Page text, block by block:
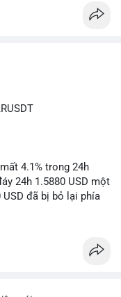
4.1% trong 24h
24h 1.5880 USD một
đã bị bỏ lại phía
10.29 triệu NEAR